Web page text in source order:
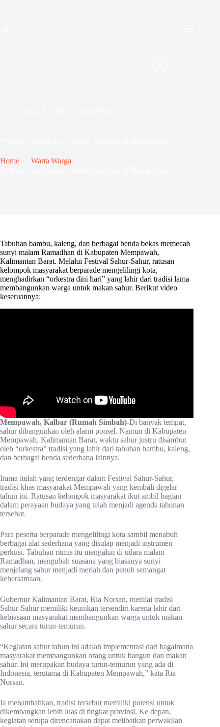
Home
Warta Warga
Tabuhan bambu, kaleng, dan berbagai benda bekas memecah
sunyi malam Ramadhan di Kabupaten Mempawah,
Kalimantan Barat. Melalui Festival Sahur-Sahur, ratusan
kelompok masyarakat berparade mengelilingi kota,
menghadirkan “orkestra dini hari” yang lahir dari tradisi lama
membangunkan warga untuk makan sahur. Berikut video
keseruannya:
Mempawah, Kalbar (Rumah Simbah)-Di banyak tempat,
sahur dibangunkan oleh alarm ponsel. Namun di Kabupaten
Mempawah, Kalimantan Barat, waktu sahur justru disambut
oleh “orkestra” tradisi yang lahir dari tabuhan bambu, kaleng,
dan berbagai benda sederhana lainnya.
Irama itulah yang terdengar dalam Festival Sahur-Sahur,
tradisi khas masyarakat Mempawah yang kembali digelar
tahun ini. Ratusan kelompok masyarakat ikut ambil bagian
dalam perayaan budaya yang telah menjadi agenda tahunan
tersebut.
Para peserta berparade mengelilingi kota sambil menabuh
berbagai alat sederhana yang disulap menjadi instrumen
perkusi. Tabuhan ritmis itu mengalun di udara malam
Ramadhan, mengubah suasana yang biasanya sunyi
menjelang sahur menjadi meriah dan penuh semangat
kebersamaan.
Gubernur Kalimantan Barat, Ria Norsan, menilai tradisi
Sahur-Sahur memiliki keunikan tersendiri karena lahir dari
kebiasaan masyarakat membangunkan warga untuk makan
sahur secara turun-temurun.
“Kegiatan sahur tahun ini adalah implementasi dari bagaimana
masyarakat membangunkan orang untuk bangun dan makan
sahur. Ini merupakan budaya turun-temurun yang ada di
Indonesia, terutama di Kabupaten Mempawah,” kata Ria
Norsan.
Ia menambahkan, tradisi tersebut memiliki potensi untuk
dikembangkan lebih luas di tingkat provinsi. Ke depan,
kegiatan serupa direncanakan dapat melibatkan perwakilan